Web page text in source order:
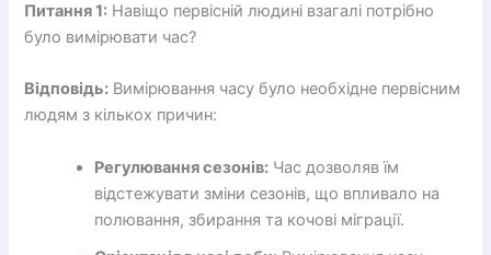
Питання 1: Навіщо первісній людині взагалі потрібно
було вимірювати час?
Відповідь: Вимірювання часу було необхідне первісним
людям з кількох причин:
Регулювання сезонів: Час дозволяв їм
відстежувати зміни сезонів, що впливало на
полювання, збирання та кочові міграції.